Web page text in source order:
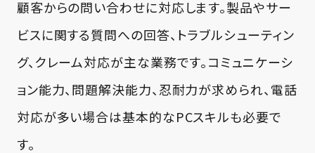
顧客からの問い合わせに対応します。製品やサー
ビスに関する質問への回答、トラブルシューティン
グ、クレーム対応が主な業務です。コミュニケーシ
ョン能力、問題解決能力、忍耐力が求められ、電話
対応が多い場合は基本的なPCスキルも必要で
す。